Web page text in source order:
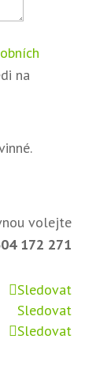
na
volejte
172 271
Sledovat
Sledovat
Sledovat